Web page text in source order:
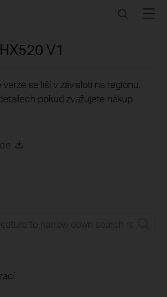
SearchMenu
HX520 V1
se liší v závisloti na regionu.
pokud zvažujete nákup.